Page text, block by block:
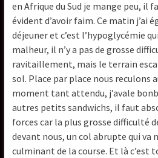
en Afrique du Sud je mange peu, il
évident d’avoir faim. Ce matin j’ai
déjeuner et c’est l’hypoglycémie
malheur, il n’y a pas de grosse
ravitaillement, mais le terrain
sol. Place par place nous reculons
moment tant attendu, j’avale
autres petits sandwichs, il faut
forces car la plus grosse difficulté
devant nous, un col abrupte qui va
culminant de la course. Et là c’est